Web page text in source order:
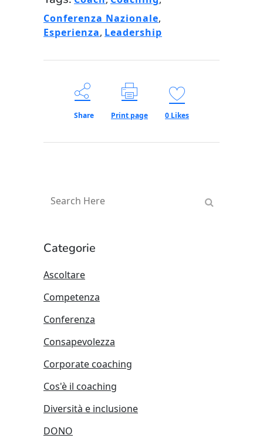
Conferenza Nazionale,
Esperienza, Leadership
Share Print page 0 Likes
Categorie
Ascoltare
Competenza
Conferenza
Consapevolezza
Corporate coaching
Cos'è il coaching
Diversità e inclusione
DONO